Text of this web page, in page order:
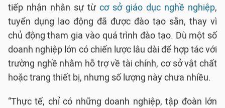
tiếp nhận nhân sự từ cơ sở giáo dục nghề nghiệp,
tuyển dụng lao động đã được đào tạo sẵn, thay vì
chủ động tham gia vào quá trình đào tạo. Dù một số
doanh nghiệp lớn có chiến lược lâu dài để hợp tác với
trường nghề nhằm hỗ trợ về tài chính, cơ sở vật chất
hoặc trang thiết bị, nhưng số lượng này chưa nhiều.
“Thực tế, chỉ có những doanh nghiệp, tập đoàn lớn